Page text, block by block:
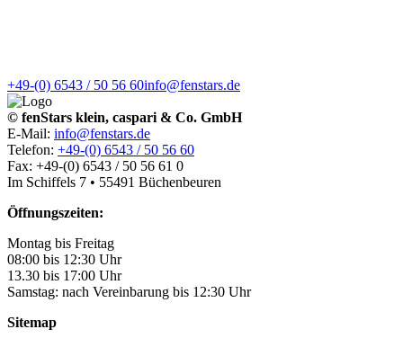
+49-(0) 6543 / 50 56 60info@fenstars.de
© fenStars klein, caspari & Co. GmbH
E-Mail: info@fenstars.de
Telefon: +49-(0) 6543 / 50 56 60
Fax: +49-(0) 6543 / 50 56 61 0
Im Schiffels 7 • 55491 Büchenbeuren
Öffnungszeiten:
Montag bis Freitag
08:00 bis 12:30 Uhr
13.30 bis 17:00 Uhr
Samstag: nach Vereinbarung bis 12:30 Uhr
Sitemap